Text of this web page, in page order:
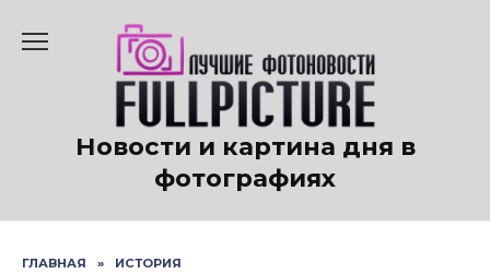
содержанию
Новости и картина дня в
фотографиях
ГЛАВНАЯ » ИСТОРИЯ